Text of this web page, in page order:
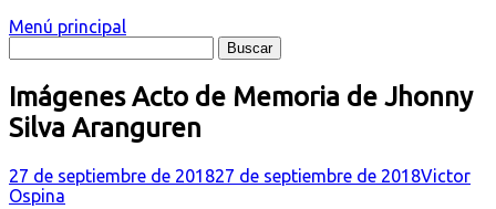
Menú principal
Imágenes Acto de Memoria de Jhonny
Silva Aranguren
27 de septiembre de 201827 de septiembre de 2018Victor
Ospina